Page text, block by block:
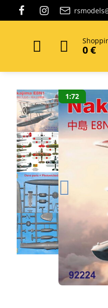
0 €
1:72